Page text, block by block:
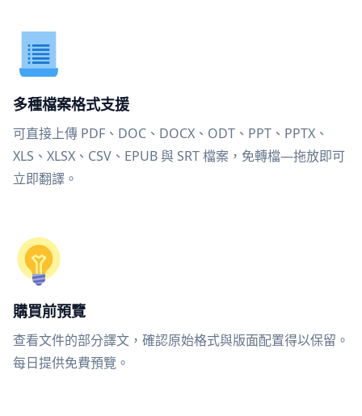
多種檔案格式支援
可直接上傳 PDF、DOC、DOCX、ODT、PPT、PPTX、
XLS、XLSX、CSV、EPUB 與 SRT 檔案，免轉檔—拖放即可
立即翻譯。
購買前預覽
查看文件的部分譯文，確認原始格式與版面配置得以保留。
每日提供免費預覽。